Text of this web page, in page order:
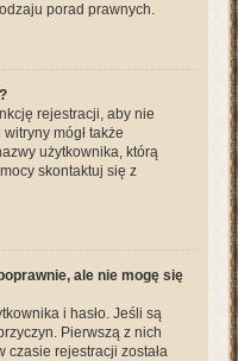
porad prawnych.
rejestracji, aby nie
mógł także
użytkownika, którą
skontaktuj się z
ale nie mogę się
i hasło. Jeśli są
Pierwszą z nich
czasie rejestracji została